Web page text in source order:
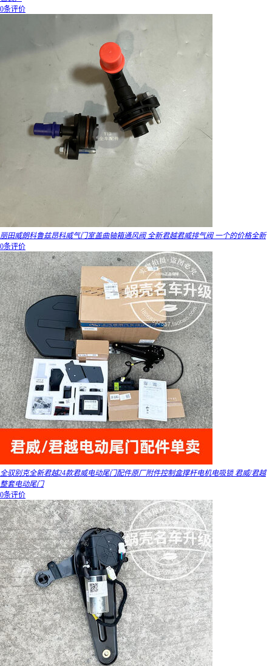
0条评价
丽田威朗科鲁兹昂科威气门室盖曲轴箱通风阀 全新君越君威排气阀 一个的价格全新
0条评价
全驭别克全新君越24款君威电动尾门配件原厂附件控制盒撑杆电机电吸锁 君威/君越
整套电动尾门
0条评价